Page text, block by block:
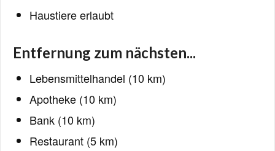
Haustiere erlaubt
Entfernung zum nächsten...
Lebensmittelhandel (10 km)
Apotheke (10 km)
Bank (10 km)
Restaurant (5 km)